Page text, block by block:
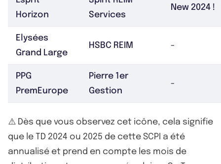
Horizon
Services
New 2024 !
Elysées
Grand Large
HSBC REIM -
PPG
PremEurope
Pierre 1er
Gestion
-
⚠️ Dès que vous observez cet icône, cela signifie
que le TD 2024 ou 2025 de cette SCPI a été
annualisé et prend en compte les mois de